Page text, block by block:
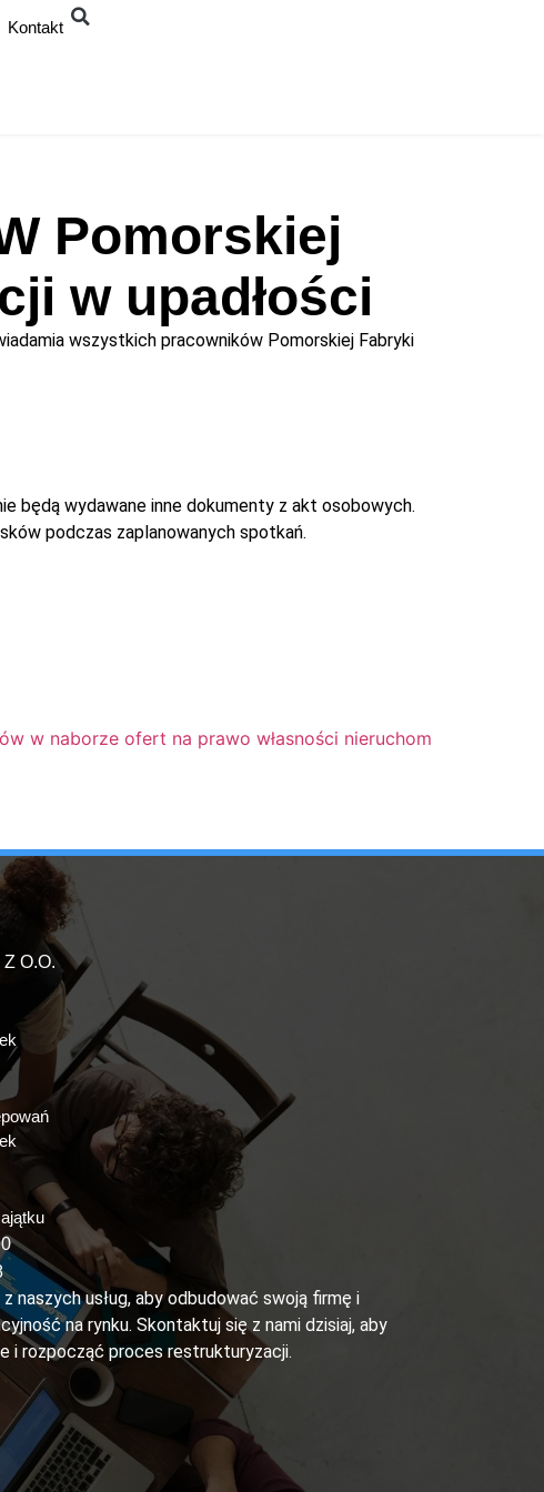
Kontakt
Pomorskiej
w upadłości
wszystkich pracowników Pomorskiej Fabryki
będą wydawane inne dokumenty z akt osobowych.
podczas zaplanowanych spotkań.
w naborze ofert na prawo własności nieruchomości
O.O.
naszych usług, aby odbudować swoją firmę i
na rynku. Skontaktuj się z nami dzisiaj, aby
i rozpocząć proces restrukturyzacji.